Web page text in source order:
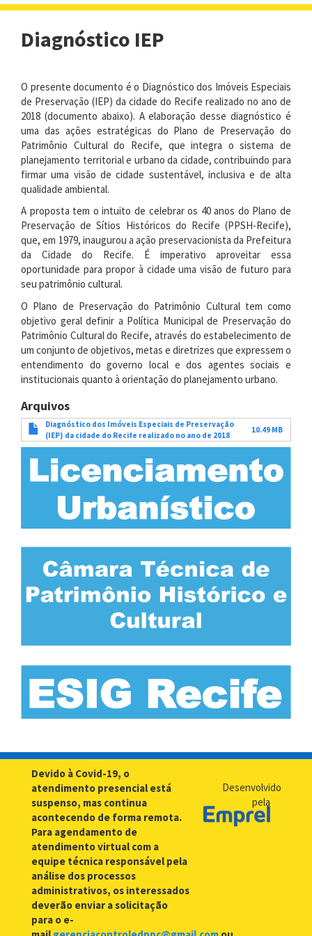
Diagnóstico IEP
O presente documento é o Diagnóstico dos Imóveis Especiais
de Preservação (IEP) da cidade do Recife realizado no ano de
2018 (documento abaixo). A elaboração desse diagnóstico é
uma das ações estratégicas do Plano de Preservação do
Patrimônio Cultural do Recife, que integra o sistema de
planejamento territorial e urbano da cidade, contribuindo para
firmar uma visão de cidade sustentável, inclusiva e de alta
qualidade ambiental.
A proposta tem o intuito de celebrar os 40 anos do Plano de
Preservação de Sítios Históricos do Recife (PPSH-Recife),
que, em 1979, inaugurou a ação preservacionista da Prefeitura
da Cidade do Recife. É imperativo aproveitar essa
oportunidade para propor à cidade uma visão de futuro para
seu patrimônio cultural.
O Plano de Preservação do Patrimônio Cultural tem como
objetivo geral definir a Política Municipal de Preservação do
Patrimônio Cultural do Recife, através do estabelecimento de
um conjunto de objetivos, metas e diretrizes que expressem o
entendimento do governo local e dos agentes sociais e
institucionais quanto à orientação do planejamento urbano.
Arquivos
Diagnóstico dos Imóveis Especiais de Preservação
(IEP) da cidade do Recife realizado no ano de 2018
10.49 MB
Devido à Covid-19, o
atendimento presencial está
suspenso, mas continua
acontecendo de forma remota.
Para agendamento de
atendimento virtual com a
equipe técnica responsável pela
análise dos processos
administrativos, os interessados
deverão enviar a solicitação
para o e-
Desenvolvido
pela